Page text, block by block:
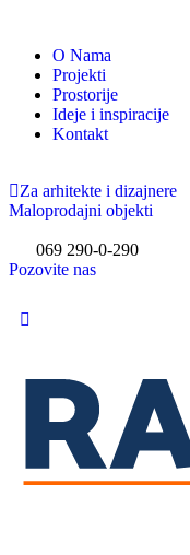
O Nama
Projekti
Prostorije
Ideje i inspiracije
Kontakt
Za arhitekte i dizajnere
Maloprodajni objekti
069 290-0-290
Pozovite nas